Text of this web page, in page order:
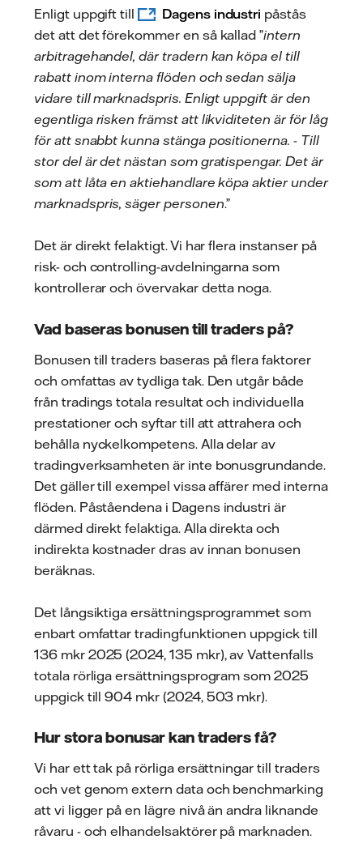
Enligt uppgift till Dagens industri påstås
det att det förekommer en så kallad ”intern
arbitragehandel, där tradern kan köpa el till
rabatt inom interna flöden och sedan sälja
vidare till marknadspris. Enligt uppgift är den
egentliga risken främst att likviditeten är för låg
för att snabbt kunna stänga positionerna. - Till
stor del är det nästan som gratispengar. Det är
som att låta en aktiehandlare köpa aktier under
marknadspris, säger personen.”
Det är direkt felaktigt. Vi har flera instanser på
risk- och controlling-avdelningarna som
kontrollerar och övervakar detta noga.
Vad baseras bonusen till traders på?
Bonusen till traders baseras på flera faktorer
och omfattas av tydliga tak. Den utgår både
från tradings totala resultat och individuella
prestationer och syftar till att attrahera och
behålla nyckelkompetens. Alla delar av
tradingverksamheten är inte bonusgrundande.
Det gäller till exempel vissa affärer med interna
flöden. Påståendena i Dagens industri är
därmed direkt felaktiga. Alla direkta och
indirekta kostnader dras av innan bonusen
beräknas.
Det långsiktiga ersättningsprogrammet som
enbart omfattar tradingfunktionen uppgick till
136 mkr 2025 (2024, 135 mkr), av Vattenfalls
totala rörliga ersättningsprogram som 2025
uppgick till 904 mkr (2024, 503 mkr).
Hur stora bonusar kan traders få?
Vi har ett tak på rörliga ersättningar till traders
och vet genom extern data och benchmarking
att vi ligger på en lägre nivå än andra liknande
råvaru - och elhandelsaktörer på marknaden.